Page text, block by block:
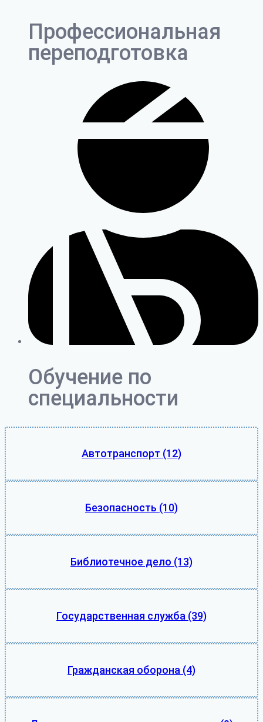
Профессиональная
переподготовка
Обучение по
специальности
Автотранспорт (12)
Безопасность (10)
Библиотечное дело (13)
Государственная служба (39)
Гражданская оборона (4)